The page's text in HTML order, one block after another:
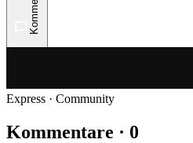
Express · Community
Kommentare · 0